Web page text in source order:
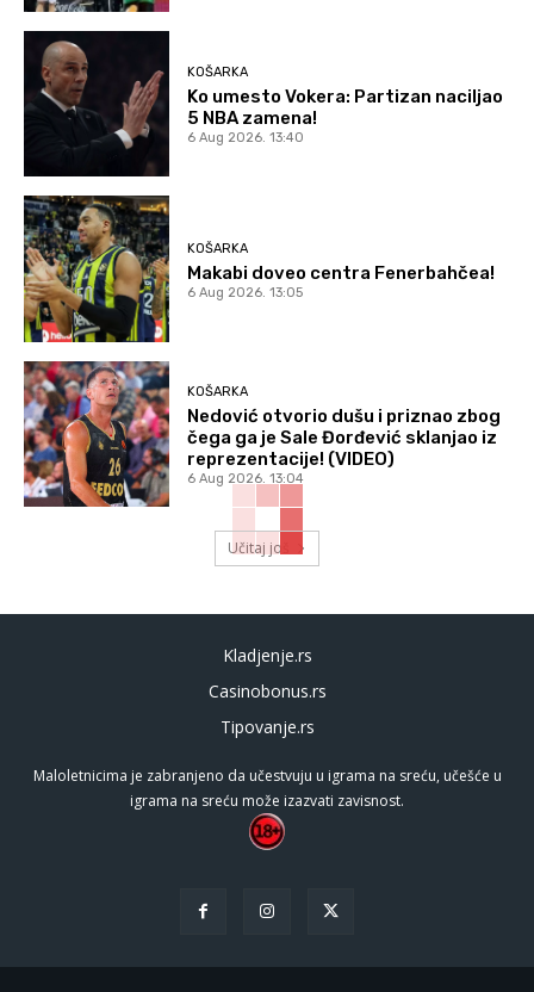
KOŠARKA
Ko umesto Vokera: Partizan naciljao
5 NBA zamena!
6 Aug 2026. 13:40
KOŠARKA
Makabi doveo centra Fenerbahčea!
6 Aug 2026. 13:05
KOŠARKA
Nedović otvorio dušu i priznao zbog
čega ga je Sale Đorđević sklanjao iz
reprezentacije! (VIDEO)
6 Aug 2026. 13:04
Učitaj još
Kladjenje.rs
Casinobonus.rs
Tipovanje.rs
Maloletnicima je zabranjeno da učestvuju u igrama na sreću, učešće u
igrama na sreću može izazvati zavisnost.